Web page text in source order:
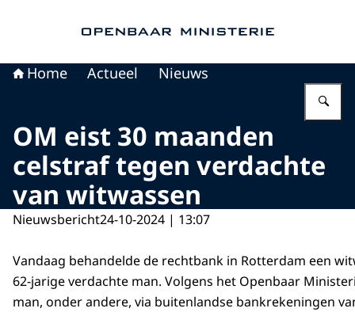
Home Actueel Nieuws
OM eist 30 maanden
celstraf tegen verdachte
van witwassen
Nieuwsbericht24-10-2024 | 13:07
Vandaag behandelde de rechtbank in Rotterdam een
62-jarige verdachte man. Volgens het Openbaar
man, onder andere, via buitenlandse bankrekeningen